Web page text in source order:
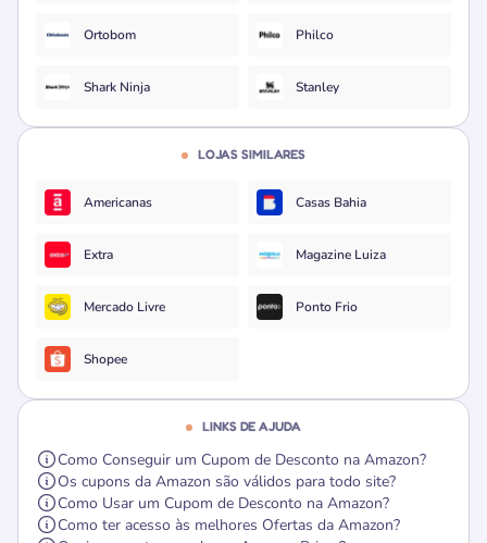
Ortobom Philco
Shark Ninja Stanley
LOJAS SIMILARES
Americanas Casas Bahia
Extra Magazine Luiza
Mercado Livre Ponto Frio
Shopee
LINKS DE AJUDA
Como Conseguir um Cupom de Desconto na Amazon?
Os cupons da Amazon são válidos para todo site?
Como Usar um Cupom de Desconto na Amazon?
Como ter acesso às melhores Ofertas da Amazon?